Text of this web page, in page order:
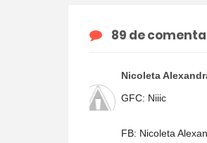
89 de
Nicoleta
GFC: Niiic
FB: Nicoleta